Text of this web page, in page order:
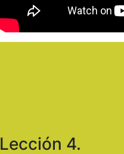
Lección 4.